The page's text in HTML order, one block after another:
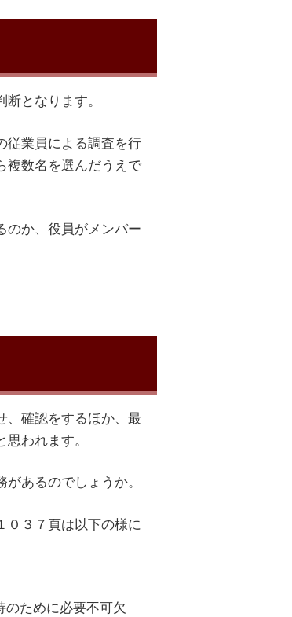
となります。
従業員による調査を行
複数名を選んだうえで
のか、役員がメンバー
、確認をするほか、最
われます。
あるのでしょうか。
０３７頁は以下の様に
のために必要不可欠